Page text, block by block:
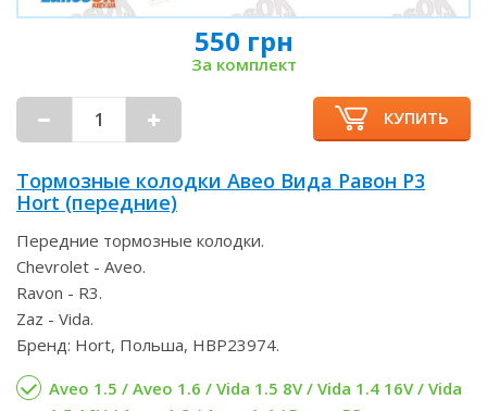
550 грн
За комплект
КУПИТЬ
Тормозные колодки Авео Вида Равон Р3
Hort (передние)
Передние тормозные колодки.
Chevrolet - Aveo.
Ravon - R3.
Zaz - Vida.
Бренд: Hort, Польша, HBP23974.
Aveo 1.5 / Aveo 1.6 / Vida 1.5 8V / Vida 1.4 16V / Vida